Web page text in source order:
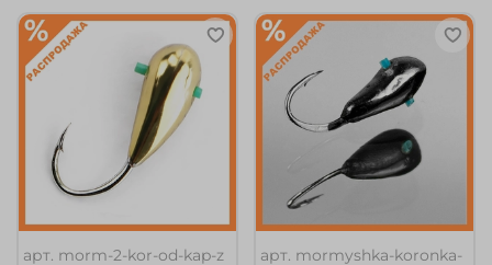
арт. morm-2-kor-od-kap-z арт. mormyshka-koronka-